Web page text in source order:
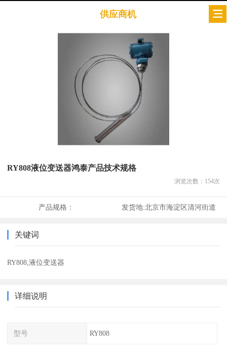
供应商机
RY808液位变送器鸿泰产品技术规格
浏览次数： 154次
产品规格： 发货地:北京市海淀区清河街道
关键词
RY808,液位变送器
详细说明
型号 RY808